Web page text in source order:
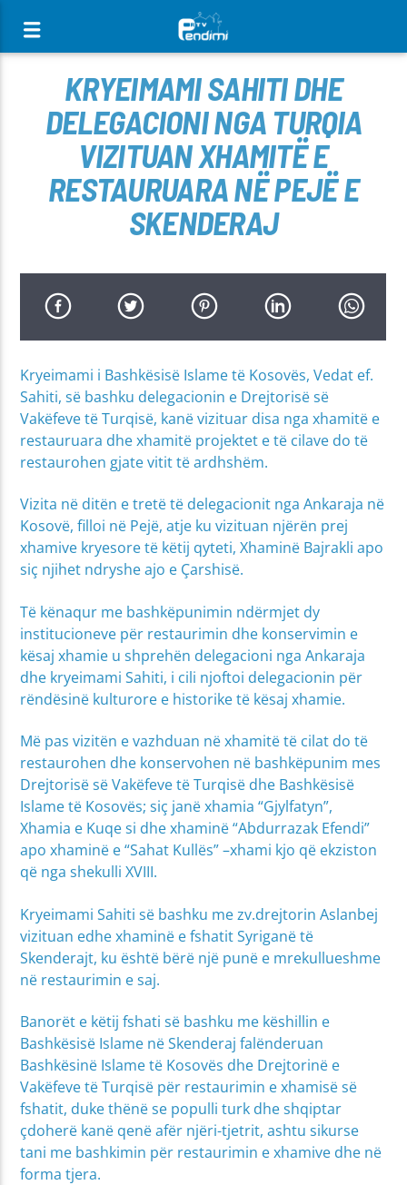
KRYEIMAMI SAHITI DHE
DELEGACIONI NGA TURQIA
VIZITUAN XHAMITË E
RESTAURUARA NË PEJË E
SKENDERAJ
Kryeimami i Bashkësisë Islame të Kosovës, Vedat ef.
Sahiti, së bashku delegacionin e Drejtorisë së
Vakëfeve të Turqisë, kanë vizituar disa nga xhamitë e
restauruara dhe xhamitë projektet e të cilave do të
restaurohen gjate vitit të ardhshëm.
Vizita në ditën e tretë të delegacionit nga Ankaraja në
Kosovë, filloi në Pejë, atje ku vizituan njërën prej
xhamive kryesore të këtij qyteti, Xhaminë Bajrakli apo
siç njihet ndryshe ajo e Çarshisë.
Të kënaqur me bashkëpunimin ndërmjet dy
institucioneve për restaurimin dhe konservimin e
kësaj xhamie u shprehën delegacioni nga Ankaraja
dhe kryeimami Sahiti, i cili njoftoi delegacionin për
rëndësinë kulturore e historike të kësaj xhamie.
Më pas vizitën e vazhduan në xhamitë të cilat do të
restaurohen dhe konservohen në bashkëpunim mes
Drejtorisë së Vakëfeve të Turqisë dhe Bashkësisë
Islame të Kosovës; siç janë xhamia “Gjylfatyn”,
Xhamia e Kuqe si dhe xhaminë “Abdurrazak Efendi”
apo xhaminë e “Sahat Kullës” –xhami kjo që ekziston
që nga shekulli XVIII.
Kryeimami Sahiti së bashku me zv.drejtorin Aslanbej
vizituan edhe xhaminë e fshatit Syriganë të
Skenderajt, ku është bërë një punë e mrekullueshme
në restaurimin e saj.
Banorët e këtij fshati së bashku me këshillin e
Bashkësisë Islame në Skenderaj falënderuan
Bashkësinë Islame të Kosovës dhe Drejtorinë e
Vakëfeve të Turqisë për restaurimin e xhamisë së
fshatit, duke thënë se populli turk dhe shqiptar
çdoherë kanë qenë afër njëri-tjetrit, ashtu sikurse
tani me bashkimin për restaurimin e xhamive dhe në
forma tjera.